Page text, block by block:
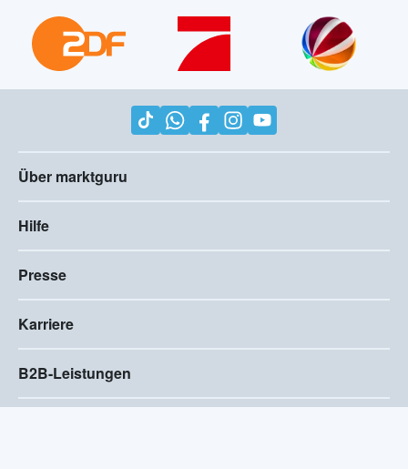
Über marktguru
Hilfe
Presse
Karriere
B2B-Leistungen